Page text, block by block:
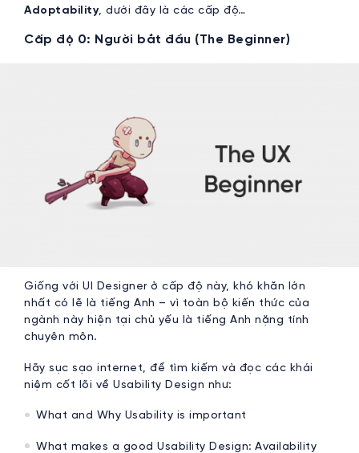
Adoptability , dưới đây là các cấp độ…
Cấp độ 0: Người bắt đầu (The Beginner)
Giống với UI Designer ở cấp độ này, khó khăn lớn
nhất có lẽ là tiếng Anh – vì toàn bộ kiến thức của
ngành này hiện tại chủ yếu là tiếng Anh nặng tính
chuyên môn.
Hãy sục sạo internet, để tìm kiếm và đọc các khái
niệm cốt lõi về Usability Design như:
What and Why Usability is important
What makes a good Usability Design: Availability